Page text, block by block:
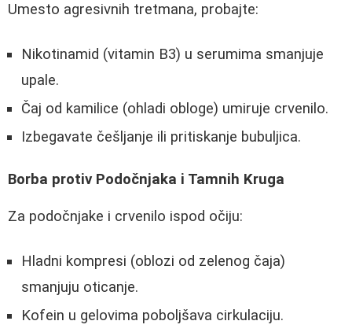
Umesto agresivnih tretmana, probajte:
Nikotinamid (vitamin B3) u serumima smanjuje
upale.
Čaj od kamilice (ohladi obloge) umiruje crvenilo.
Izbegavate češljanje ili pritiskanje bubuljica.
Borba protiv Podočnjaka i Tamnih Kruga
Za podočnjake i crvenilo ispod očiju:
Hladni kompresi (oblozi od zelenog čaja)
smanjuju oticanje.
Kofein u gelovima poboljšava cirkulaciju.